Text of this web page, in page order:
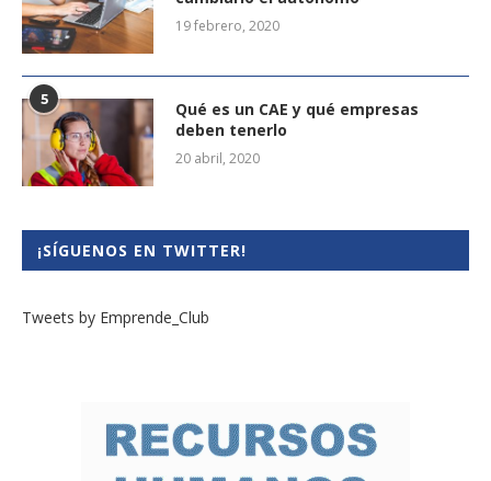
19 febrero, 2020
5
Qué es un CAE y qué empresas
deben tenerlo
20 abril, 2020
¡SÍGUENOS EN TWITTER!
Tweets by Emprende_Club